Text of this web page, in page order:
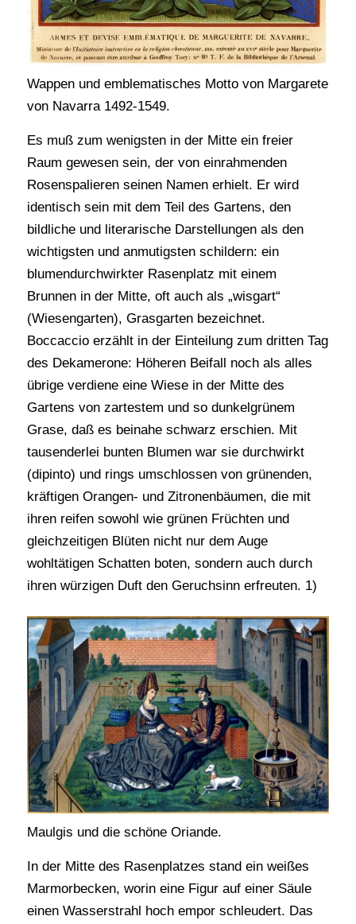
Wappen und emblematisches Motto von Margarete
von Navarra 1492-1549.
Es muß zum wenigsten in der Mitte ein freier
Raum gewesen sein, der von einrahmenden
Rosenspalieren seinen Namen erhielt. Er wird
identisch sein mit dem Teil des Gartens, den
bildliche und literarische Darstellungen als den
wichtigsten und anmutigsten schildern: ein
blumendurchwirkter Rasenplatz mit einem
Brunnen in der Mitte, oft auch als „wisgart“
(Wiesengarten), Grasgarten bezeichnet.
Boccaccio erzählt in der Einteilung zum dritten Tag
des Dekamerone: Höheren Beifall noch als alles
übrige verdiene eine Wiese in der Mitte des
Gartens von zartestem und so dunkelgrünem
Grase, daß es beinahe schwarz erschien. Mit
tausenderlei bunten Blumen war sie durchwirkt
(dipinto) und rings umschlossen von grünenden,
kräftigen Orangen- und Zitronenbäumen, die mit
ihren reifen sowohl wie grünen Früchten und
gleichzeitigen Blüten nicht nur dem Auge
wohltätigen Schatten boten, sondern auch durch
ihren würzigen Duft den Geruchsinn erfreuten. 1)
Maulgis und die schöne Oriande.
In der Mitte des Rasenplatzes stand ein weißes
Marmorbecken, worin eine Figur auf einer Säule
einen Wasserstrahl hoch empor schleudert. Das